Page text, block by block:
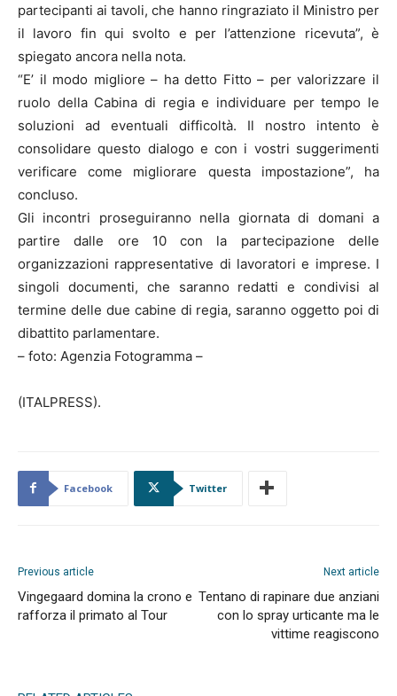
partecipanti ai tavoli, che hanno ringraziato il Ministro per
il lavoro fin qui svolto e per l’attenzione ricevuta”, è
spiegato ancora nella nota.
“E’ il modo migliore – ha detto Fitto – per valorizzare il
ruolo della Cabina di regia e individuare per tempo le
soluzioni ad eventuali difficoltà. Il nostro intento è
consolidare questo dialogo e con i vostri suggerimenti
verificare come migliorare questa impostazione”, ha
concluso.
Gli incontri proseguiranno nella giornata di domani a
partire dalle ore 10 con la partecipazione delle
organizzazioni rappresentative di lavoratori e imprese. I
singoli documenti, che saranno redatti e condivisi al
termine delle due cabine di regia, saranno oggetto poi di
dibattito parlamentare.
– foto: Agenzia Fotogramma –
(ITALPRESS).
Facebook Twitter
Previous article
Vingegaard domina la crono e
rafforza il primato al Tour
Next article
Tentano di rapinare due anziani
con lo spray urticante ma le
vittime reagiscono